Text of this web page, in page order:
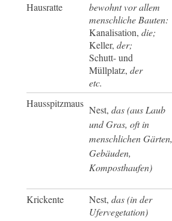
Hausratte
bewohnt vor allem
menschliche Bauten:
Kanalisation, die;
Keller, der;
Schutt- und
Müllplatz, der
etc.
Hausspitzmaus
Nest, das (aus Laub
und Gras, oft in
menschlichen Gärten,
Gebäuden,
Komposthaufen)
Krickente Nest, das (in der
Ufervegetation)